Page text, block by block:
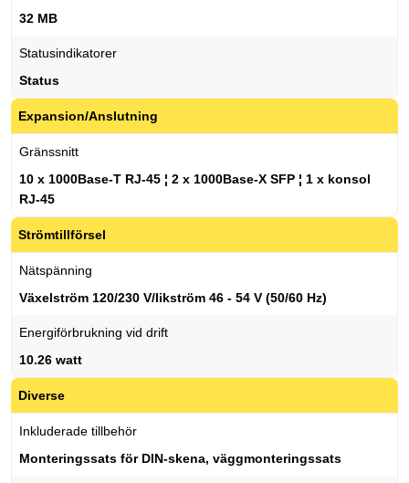
32 MB
Statusindikatorer
Status
Expansion/Anslutning
Gränssnitt
10 x 1000Base-T RJ-45 ¦ 2 x 1000Base-X SFP ¦ 1 x konsol
RJ-45
Strömtillförsel
Nätspänning
Växelström 120/230 V/likström 46 - 54 V (50/60 Hz)
Energiförbrukning vid drift
10.26 watt
Diverse
Inkluderade tillbehör
Monteringssats för DIN-skena, väggmonteringssats